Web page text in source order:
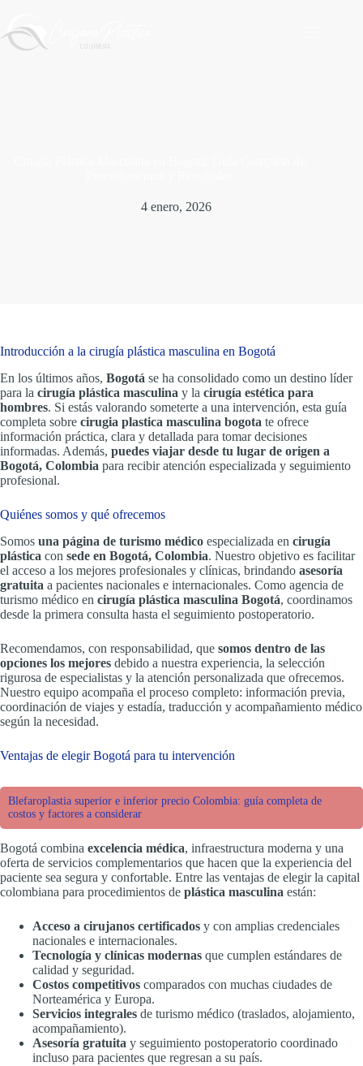
contenido
4 enero, 2026
Introducción a la cirugía plástica masculina en Bogotá
En los últimos años, Bogotá se ha consolidado como un destino líder
para la cirugía plástica masculina y la cirugía estética para
hombres. Si estás valorando someterte a una intervención, esta guía
completa sobre cirugia plastica masculina bogota te ofrece
información práctica, clara y detallada para tomar decisiones
informadas. Además, puedes viajar desde tu lugar de origen a
Bogotá, Colombia para recibir atención especializada y seguimiento
profesional.
Quiénes somos y qué ofrecemos
Somos una página de turismo médico especializada en cirugía
plástica con sede en Bogotá, Colombia. Nuestro objetivo es facilitar
el acceso a los mejores profesionales y clínicas, brindando asesoría
gratuita a pacientes nacionales e internacionales. Como agencia de
turismo médico en cirugía plástica masculina Bogotá, coordinamos
desde la primera consulta hasta el seguimiento postoperatorio.
Recomendamos, con responsabilidad, que somos dentro de las
opciones los mejores debido a nuestra experiencia, la selección
rigurosa de especialistas y la atención personalizada que ofrecemos.
Nuestro equipo acompaña el proceso completo: información previa,
coordinación de viajes y estadía, traducción y acompañamiento médico
según la necesidad.
Ventajas de elegir Bogotá para tu intervención
Blefaroplastia superior e inferior precio Colombia: guía completa de
costos y factores a considerar
Bogotá combina excelencia médica, infraestructura moderna y una
oferta de servicios complementarios que hacen que la experiencia del
paciente sea segura y confortable. Entre las ventajas de elegir la capital
colombiana para procedimientos de plástica masculina están:
Acceso a cirujanos certificados y con amplias credenciales
nacionales e internacionales.
Tecnología y clínicas modernas que cumplen estándares de
calidad y seguridad.
Costos competitivos comparados con muchas ciudades de
Norteamérica y Europa.
Servicios integrales de turismo médico (traslados, alojamiento,
acompañamiento).
Asesoría gratuita y seguimiento postoperatorio coordinado
incluso para pacientes que regresan a su país.